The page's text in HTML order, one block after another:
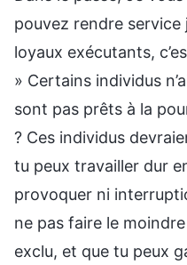
pouvez rendre service
loyaux exécutants,
» Certains individus
sont pas prêts à la
? Ces individus
tu peux travailler dur
provoquer ni
ne pas faire le
exclu, et que tu peux